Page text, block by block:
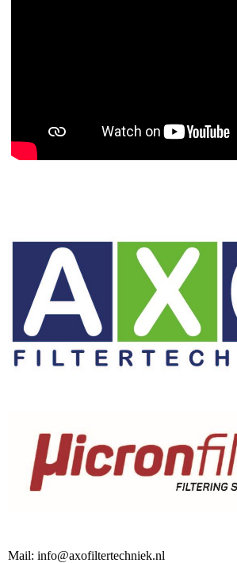
Mail: info@axofiltertechniek.nl